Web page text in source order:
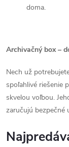
doma.
Archivačný box –
Nech už
spoľahlivé riešenie
skvelou voľbou.
zaručujú bezpečné